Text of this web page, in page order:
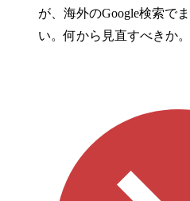
が、海外のGoogle検索で
い。何から見直すべきか。